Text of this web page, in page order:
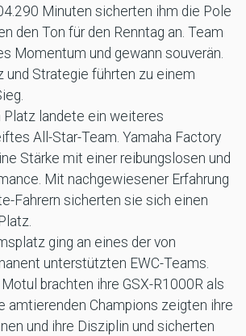
Minuten sicherten ihm die Pole
den Ton für den Renntag an. Team
Momentum und gewann souverän.
und Strategie führten zu einem
landete ein weiteres
All-Star-Team. Yamaha Factory
Stärke mit einer reibungslosen und
Mit nachgewiesener Erfahrung
Fahrern sicherten sie sich einen
ging an eines der von
unterstützten EWC-Teams.
brachten ihre GSX-R1000R als
amtierenden Champions zeigten ihre
und ihre Disziplin und sicherten